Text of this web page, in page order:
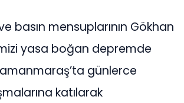
basın mensuplarının Gökhan
yasa boğan depremde
günlerce
katılarak